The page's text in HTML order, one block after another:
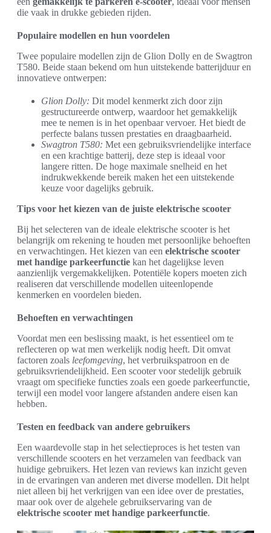
die vaak in drukke gebieden rijden.
Populaire modellen en hun voordelen
Twee populaire modellen zijn de Glion Dolly en de Swagtron
T580. Beide staan bekend om hun uitstekende batterijduur en
innovatieve ontwerpen:
Glion Dolly: Dit model kenmerkt zich door zijn
gestructureerde ontwerp, waardoor het gemakkelijk
mee te nemen is in het openbaar vervoer. Het biedt de
perfecte balans tussen prestaties en draagbaarheid.
Swagtron T580: Met een gebruiksvriendelijke interface
en een krachtige batterij, deze step is ideaal voor
langere ritten. De hoge maximale snelheid en het
indrukwekkende bereik maken het een uitstekende
keuze voor dagelijks gebruik.
Tips voor het kiezen van de juiste elektrische scooter
Bij het selecteren van de ideale elektrische scooter is het
belangrijk om rekening te houden met persoonlijke behoeften
en verwachtingen. Het kiezen van een elektrische scooter
met handige parkeerfunctie kan het dagelijkse leven
aanzienlijk vergemakkelijken. Potentiële kopers moeten zich
realiseren dat verschillende modellen uiteenlopende
kenmerken en voordelen bieden.
Behoeften en verwachtingen
Voordat men een beslissing maakt, is het essentieel om te
reflecteren op wat men werkelijk nodig heeft. Dit omvat
factoren zoals leefomgeving, het verbruikspatroon en de
gebruiksvriendelijkheid. Een scooter voor stedelijk gebruik
vraagt om specifieke functies zoals een goede parkeerfunctie,
terwijl een model voor langere afstanden andere eisen kan
hebben.
Testen en feedback van andere gebruikers
Een waardevolle stap in het selectieproces is het testen van
verschillende scooters en het verzamelen van feedback van
huidige gebruikers. Het lezen van reviews kan inzicht geven
in de ervaringen van anderen met diverse modellen. Dit helpt
niet alleen bij het verkrijgen van een idee over de prestaties,
maar ook over de algehele gebruikservaring van de
elektrische scooter met handige parkeerfunctie.